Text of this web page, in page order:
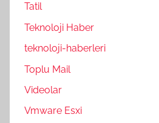
Tatil
Teknoloji Haber
teknoloji-haberleri
Toplu Mail
Videolar
Vmware Esxi